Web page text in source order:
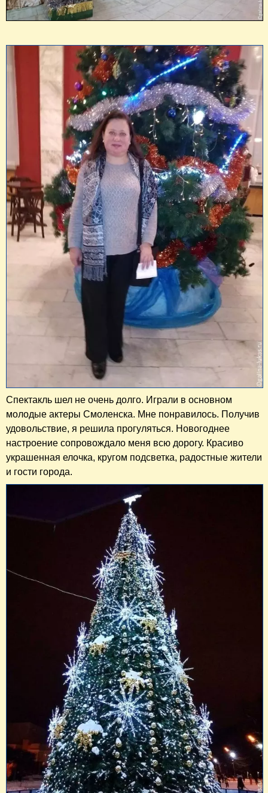
Спектакль шел не очень долго. Играли в основном
молодые актеры Смоленска. Мне понравилось. Получив
удовольствие, я решила прогуляться. Новогоднее
настроение сопровождало меня всю дорогу. Красиво
украшенная елочка, кругом подсветка, радостные жители
и гости города.